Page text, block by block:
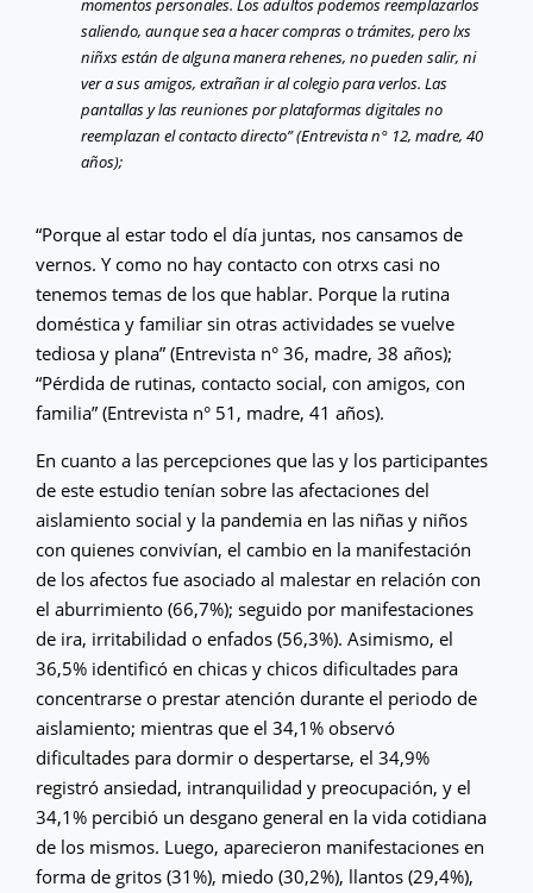
momentos personales. Los adultos podemos reemplazarlos
saliendo, aunque sea a hacer compras o trámites, pero lxs
niñxs están de alguna manera rehenes, no pueden salir, ni
ver a sus amigos, extrañan ir al colegio para verlos. Las
pantallas y las reuniones por plataformas digitales no
reemplazan el contacto directo” (Entrevista n° 12, madre, 40
años);
“Porque al estar todo el día juntas, nos cansamos de
vernos. Y como no hay contacto con otrxs casi no
tenemos temas de los que hablar. Porque la rutina
doméstica y familiar sin otras actividades se vuelve
tediosa y plana” (Entrevista n° 36, madre, 38 años);
“Pérdida de rutinas, contacto social, con amigos, con
familia” (Entrevista n° 51, madre, 41 años).
En cuanto a las percepciones que las y los participantes
de este estudio tenían sobre las afectaciones del
aislamiento social y la pandemia en las niñas y niños
con quienes convivían, el cambio en la manifestación
de los afectos fue asociado al malestar en relación con
el aburrimiento (66,7%); seguido por manifestaciones
de ira, irritabilidad o enfados (56,3%). Asimismo, el
36,5% identificó en chicas y chicos dificultades para
concentrarse o prestar atención durante el periodo de
aislamiento; mientras que el 34,1% observó
dificultades para dormir o despertarse, el 34,9%
registró ansiedad, intranquilidad y preocupación, y el
34,1% percibió un desgano general en la vida cotidiana
de los mismos. Luego, aparecieron manifestaciones en
forma de gritos (31%), miedo (30,2%), llantos (29,4%),